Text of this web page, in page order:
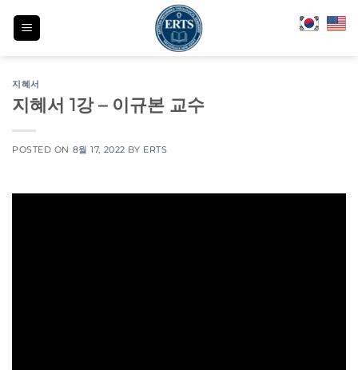
지혜서
지혜서 1강 – 이규본 교수
POSTED ON 8월 17, 2022 BY ERTS